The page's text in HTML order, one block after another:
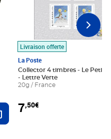
Ajouter au panier
Livraison offerte
La Poste
Collector 4 timbres - Le Petit
- Lettre Verte
20g / France
7,50€